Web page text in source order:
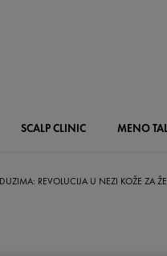
SCALPCLINIC MENO
REVOLUCIJA U NEZI KOŽE ZA